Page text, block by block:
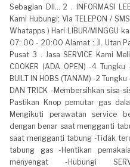
Sebagian Dll... 2 . INFORMASI
Kami Hubungi: Via TELEPON /
Whatapps ) Hari LIBUR/MINGGU
07: 00 - 20:00 Alamat : Jl. Utan
Pusat 3 . Jasa SERVICE Kami
COOKER (ADA OPEN) -4
BUILT IN HOBS (TANAM) -2
DAN TRICK -Membersihkan
Pastikan Knop pemutar gas
Mengikuti perawatan service
dengan benar saat mengganti
saat mengganti tabung -Tidak
tabung gas -Hentikan
menyengat -Hubungi